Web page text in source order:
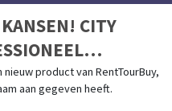
CITY
HOORN EN
nieuw product van RentTourBuy,
aan gegeven heeft.